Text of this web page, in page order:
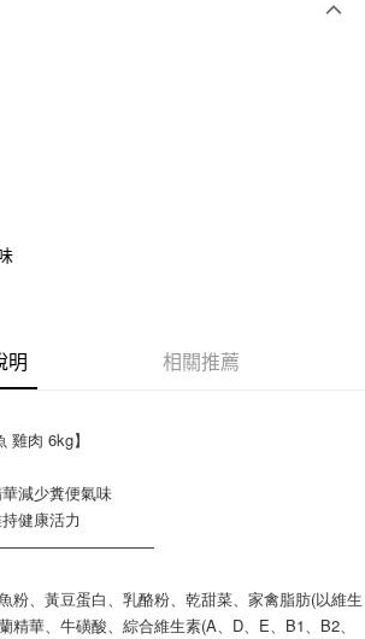
」】
服務後，再付款。
先享後付」後，將跳轉至「AFTEE先享後付」
並確認金額後，即可完成結帳。
將收到繳費通知簡訊。
14天內，點擊此簡訊中的連結，可透過四大超商／
方式進行付款，方視為交易完成。
家同意取消之訂單仍視為有效，需透過AFTEE先享
先享後付 」之結帳頁面顯示為準，若有關於
取消欲退款等相關疑問，請聯繫「AFTEE先享後付
－澎湖、金門、馬祖、綠島）
物流所公告地區為主】
明 相關推薦
雞肉 6kg】
減少糞便氣味
健康活力
粉、黃豆蛋白、乳酪粉、乾甜菜、家禽脂肪(以維生
精華、牛磺酸、綜合維生素(A、D、E、B1、B2、